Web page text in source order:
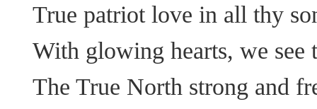
True patriot love in all thy
With glowing hearts, we see
The True North strong and